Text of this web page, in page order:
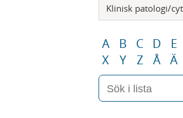
Klinisk patologi/
A B C D E
X
Y Z Å Ä